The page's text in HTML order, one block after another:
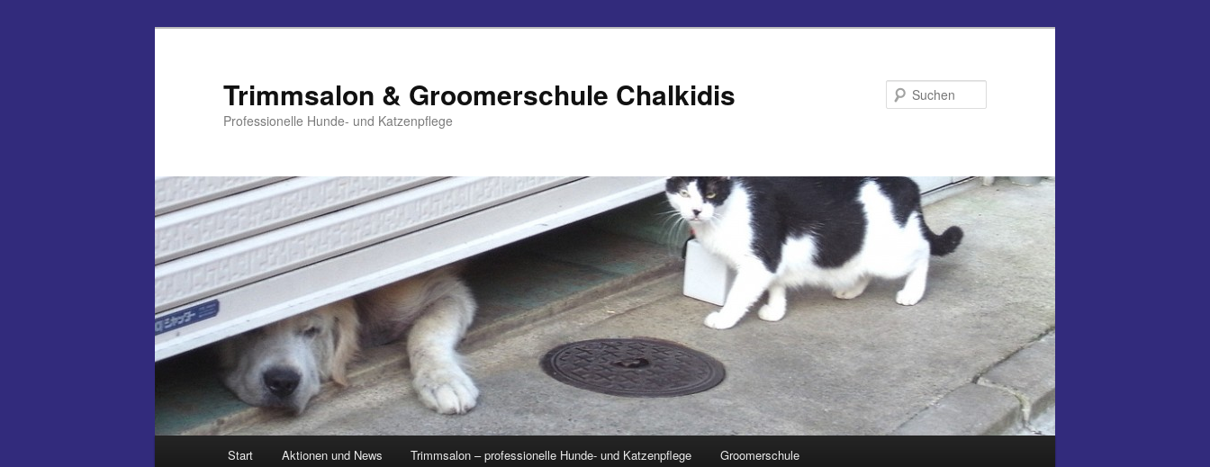
Trimmsalon & Groomerschule Chalkidis
Professionelle Hunde- und Katzenpflege
Start Aktionen und News Trimmsalon – professionelle Hunde- und Katzenpflege Groomerschule